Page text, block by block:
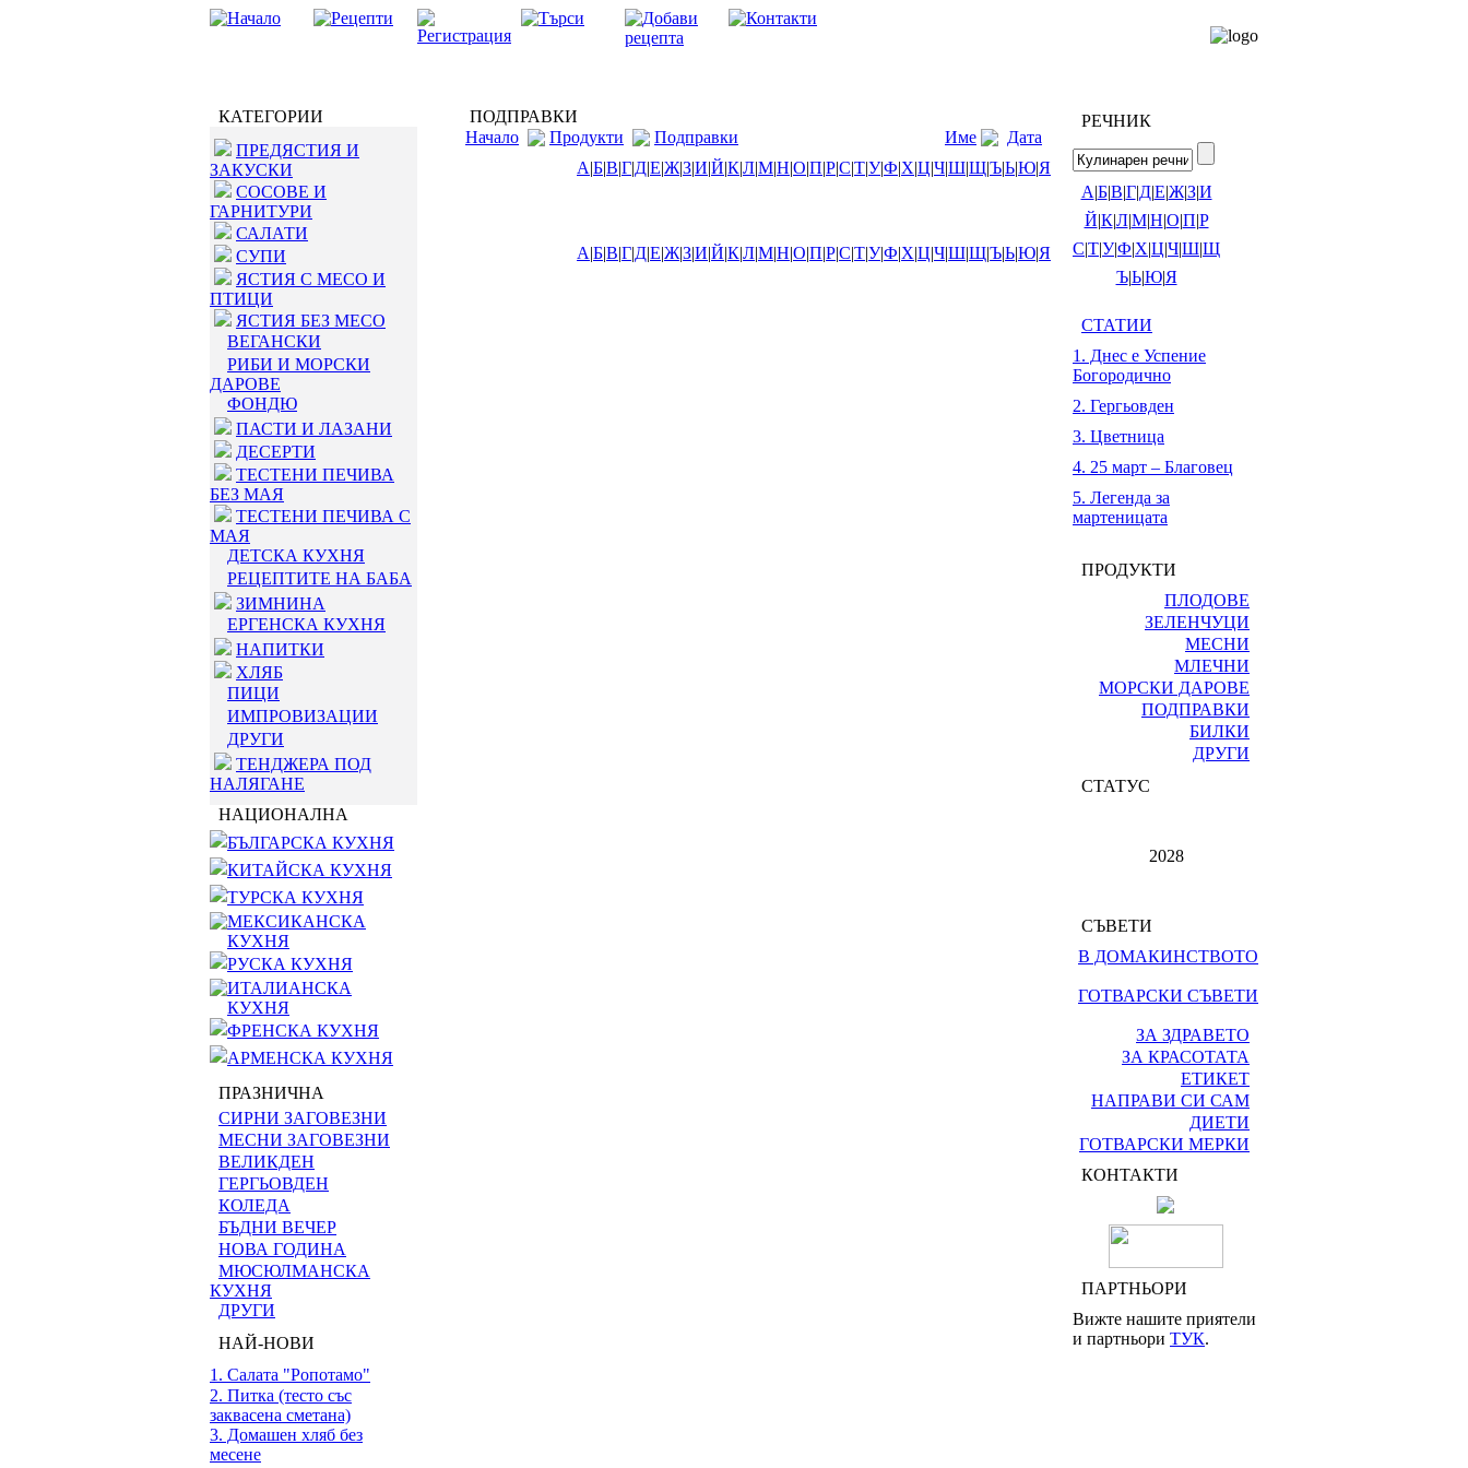
КАТЕГОРИИ
ПРЕДЯСТИЯ И
ЗАКУСКИ
СОСОВЕ И
ГАРНИТУРИ
САЛАТИ
СУПИ
ЯСТИЯ С МЕСО И
ПТИЦИ
ЯСТИЯ БЕЗ МЕСО
ВЕГАНСКИ
РИБИ И МОРСКИ
ДАРОВЕ
ФОНДЮ
ПАСТИ И ЛАЗАНИ
ДЕСЕРТИ
ТЕСТЕНИ ПЕЧИВА
БЕЗ МАЯ
ТЕСТЕНИ ПЕЧИВА С
МАЯ
ДЕТСКА КУХНЯ
РЕЦЕПТИТЕ НА БАБА
ЗИМНИНА
ЕРГЕНСКА КУХНЯ
НАПИТКИ
ХЛЯБ
ПИЦИ
ИМПРОВИЗАЦИИ
ДРУГИ
ТЕНДЖЕРА ПОД
НАЛЯГАНЕ
НАЦИОНАЛНА
БЪЛГАРСКА КУХНЯ
КИТАЙСКА КУХНЯ
ТУРСКА КУХНЯ
МЕКСИКАНСКА
КУХНЯ
РУСКА КУХНЯ
ИТАЛИАНСКА
КУХНЯ
ФРЕНСКА КУХНЯ
АРМЕНСКА КУХНЯ
ПРАЗНИЧНА
СИРНИ ЗАГОВЕЗНИ
МЕСНИ ЗАГОВЕЗНИ
ВЕЛИКДЕН
ГЕРГЬОВДЕН
КОЛЕДА
БЪДНИ ВЕЧЕР
НОВА ГОДИНА
МЮСЮЛМАНСКА
КУХНЯ
ДРУГИ
НАЙ-НОВИ
1. Салата "Ропотамо"
2. Питка (тесто със
заквасена сметана)
3. Домашен хляб без
месене
ПОДПРАВКИ
Начало
Продукти Подправки Име
Дата
А|Б|В|Г|Д|Е|Ж|З|И|Й|К|Л|М|Н|О|П|Р|С|Т|У|Ф|Х|Ц|Ч|Ш|Щ|Ъ|Ь|Ю|Я
А|Б|В|Г|Д|Е|Ж|З|И|Й|К|Л|М|Н|О|П|Р|С|Т|У|Ф|Х|Ц|Ч|Ш|Щ|Ъ|Ь|Ю|Я
РЕЧНИК
А|Б|В|Г|Д|Е|Ж|З|И
Й|К|Л|М|Н|О|П|Р
С|Т|У|Ф|Х|Ц|Ч|Ш|Щ
Ъ|Ь|Ю|Я
СТАТИИ
1. Днес е Успение
Богородично
2. Гергьовден
3. Цветница
4. 25 март – Благовец
5. Легенда за
мартеницата
ПРОДУКТИ
ПЛОДОВЕ
ЗЕЛЕНЧУЦИ
МЕСНИ
МЛЕЧНИ
МОРСКИ ДАРОВЕ
ПОДПРАВКИ
БИЛКИ
ДРУГИ
СТАТУС
2028
СЪВЕТИ
В ДОМАКИНСТВОТО
ГОТВАРСКИ СЪВЕТИ
ЗА ЗДРАВЕТО
ЗА КРАСОТАТА
ЕТИКЕТ
НАПРАВИ СИ САМ
ДИЕТИ
ГОТВАРСКИ МЕРКИ
КОНТАКТИ
ПАРТНЬОРИ
Вижте нашите приятели
и партньори ТУК.